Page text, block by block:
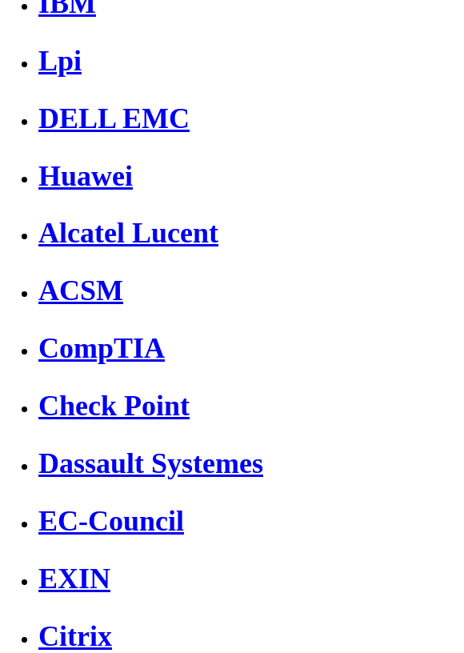
Lpi
DELL EMC
Huawei
Alcatel Lucent
ACSM
CompTIA
Check Point
Dassault Systemes
EC-Council
EXIN
Citrix